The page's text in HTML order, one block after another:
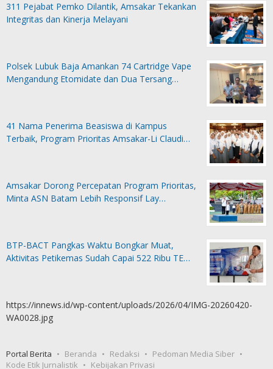
311 Pejabat Pemko Dilantik, Amsakar Tekankan
Integritas dan Kinerja Melayani
Polsek Lubuk Baja Amankan 74 Cartridge Vape
Mengandung Etomidate dan Dua Tersang…
41 Nama Penerima Beasiswa di Kampus
Terbaik, Program Prioritas Amsakar-Li Claudi…
Amsakar Dorong Percepatan Program Prioritas,
Minta ASN Batam Lebih Responsif Lay…
BTP-BACT Pangkas Waktu Bongkar Muat,
Aktivitas Petikemas Sudah Capai 522 Ribu TE…
https://innews.id/wp-content/uploads/2026/04/IMG-20260420-
WA0028.jpg
Portal Berita Beranda Redaksi
Pedoman Media Siber
Kode Etik Jurnalistik
Kebijakan Privasi